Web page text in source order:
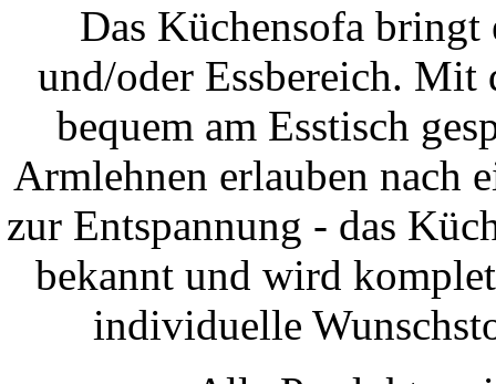
Das Küchensofa
und/oder Essbereich. Mit
bequem am Esstisch
Armlehnen erlauben nach
zur Entspannung - das
bekannt und wird
individuelle